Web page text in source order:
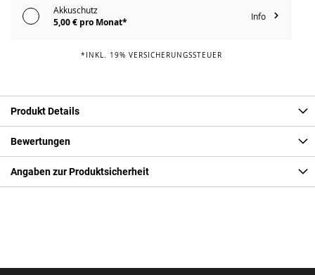
Akkuschutz
5,00 € pro Monat*
Info
*INKL. 19% VERSICHERUNGSSTEUER
Produkt Details
Bewertungen
Angaben zur Produktsicherheit